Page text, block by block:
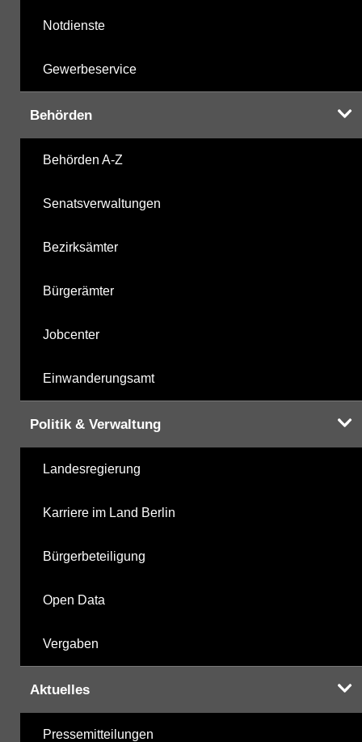
Notdienste
Gewerbeservice
Behörden
Behörden A-Z
Senatsverwaltungen
Bezirksämter
Bürgerämter
Jobcenter
Einwanderungsamt
Politik & Verwaltung
Landesregierung
Karriere im Land Berlin
Bürgerbeteiligung
Open Data
Vergaben
Aktuelles
Pressemitteilungen